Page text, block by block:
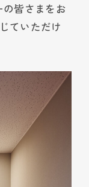
皆さまをお
ていただけ